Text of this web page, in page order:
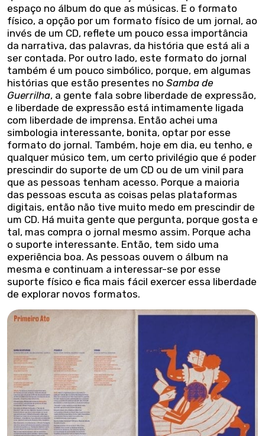
espaço no álbum do que as músicas. E o formato
físico, a opção por um formato físico de um jornal, ao
invés de um CD, reflete um pouco essa importância
da narrativa, das palavras, da história que está ali a
ser contada. Por outro lado, este formato do jornal
também é um pouco simbólico, porque, em algumas
histórias que estão presentes no Samba de
Guerrilha, a gente fala sobre liberdade de expressão,
e liberdade de expressão está intimamente ligada
com liberdade de imprensa. Então achei uma
simbologia interessante, bonita, optar por esse
formato do jornal. Também, hoje em dia, eu tenho, e
qualquer músico tem, um certo privilégio que é poder
prescindir do suporte de um CD ou de um vinil para
que as pessoas tenham acesso. Porque a maioria
das pessoas escuta as coisas pelas plataformas
digitais, então não tive muito medo em prescindir de
um CD. Há muita gente que pergunta, porque gosta e
tal, mas compra o jornal mesmo assim. Porque acha
o suporte interessante. Então, tem sido uma
experiência boa. As pessoas ouvem o álbum na
mesma e continuam a interessar-se por esse
suporte físico e fica mais fácil exercer essa liberdade
de explorar novos formatos.